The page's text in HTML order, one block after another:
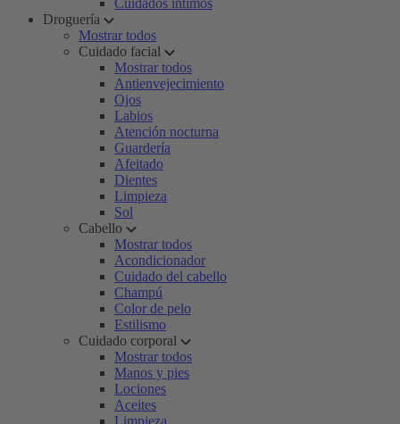
Cuidados íntimos
Droguería
Mostrar todos
Cuidado facial
Mostrar todos
Antienvejecimiento
Ojos
Labios
Atención nocturna
Guardería
Afeitado
Dientes
Limpieza
Sol
Cabello
Mostrar todos
Acondicionador
Cuidado del cabello
Champú
Color de pelo
Estilismo
Cuidado corporal
Mostrar todos
Manos y pies
Lociones
Aceites
Limpieza